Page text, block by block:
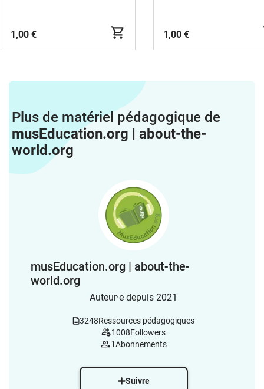
1,00 € 1,00 €
Plus de matériel pédagogique de
musEducation.org | about-the-
world.org
musEducation.org | about-the-
world.org
Auteur·e depuis 2021
3248Ressources pédagogiques
1008Followers
1Abonnements
Suivre